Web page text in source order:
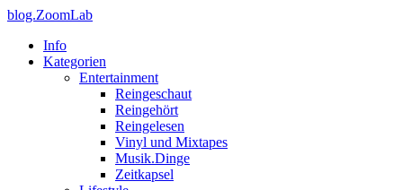
blog.ZoomLab
Info
Kategorien
Entertainment
Reingeschaut
Reingehört
Reingelesen
Vinyl und Mixtapes
Musik.Dinge
Zeitkapsel